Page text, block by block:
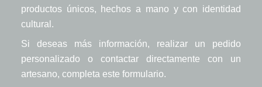
productos únicos, hechos a mano y con identidad
cultural.
Si deseas más información, realizar un pedido
personalizado o contactar directamente con un
artesano, completa este formulario.